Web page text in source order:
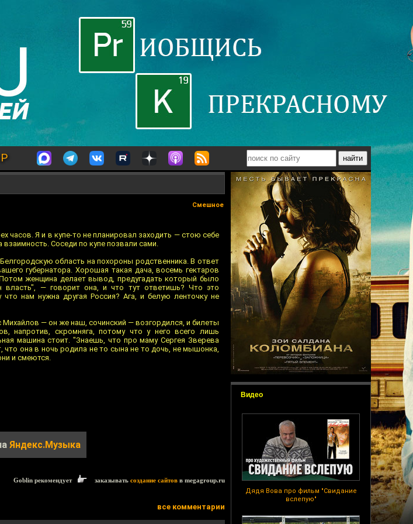
Видео
Дядя Вова про фильм "Свидание
вслепую"
Смешное
часов. Я и в купе-то не планировал заходить — стою себе
Соседи по купе позвали сами.
область на похороны родственника. В ответ
губернатора. Хорошая такая дача, восемь гектаров
женщина делает вывод, предугадать который было
власть", — говорит она, и что тут ответишь? Что это
нам нужна другая Россия? Ага, и белую ленточку не
— он же наш, сочинский — возгордился, и билеты
напротив, скромняга, потому что у него всего лишь
машина стоит. "Знаешь, что про маму Сергея Зверева
она в ночь родила не то сына не то дочь, не мышонка,
и смеются.
Яндекс.Музыка
Goblin рекомендует заказывать создание сайтов в megagroup.ru
все комментарии